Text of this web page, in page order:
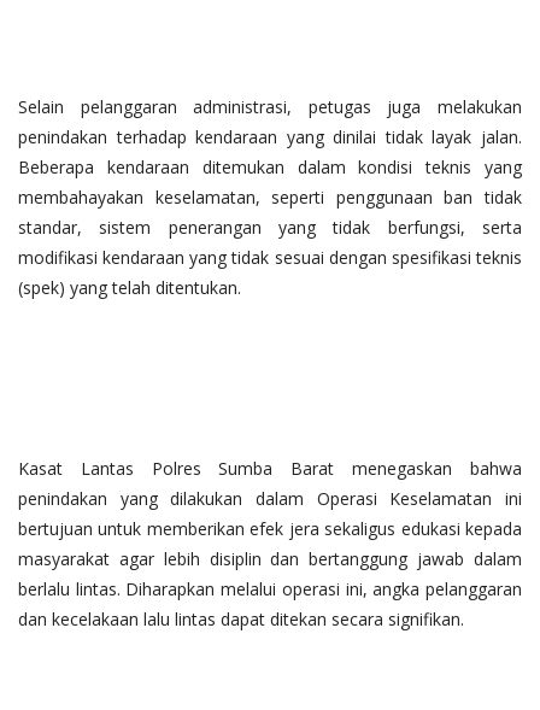
Selain pelanggaran administrasi, petugas juga melakukan
penindakan terhadap kendaraan yang dinilai tidak layak jalan.
Beberapa kendaraan ditemukan dalam kondisi teknis yang
membahayakan keselamatan, seperti penggunaan ban tidak
standar, sistem penerangan yang tidak berfungsi, serta
modifikasi kendaraan yang tidak sesuai dengan spesifikasi teknis
(spek) yang telah ditentukan.
Kasat Lantas Polres Sumba Barat menegaskan bahwa
penindakan yang dilakukan dalam Operasi Keselamatan ini
bertujuan untuk memberikan efek jera sekaligus edukasi kepada
masyarakat agar lebih disiplin dan bertanggung jawab dalam
berlalu lintas. Diharapkan melalui operasi ini, angka pelanggaran
dan kecelakaan lalu lintas dapat ditekan secara signifikan.